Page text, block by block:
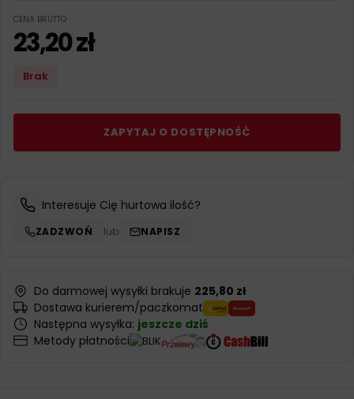
CENA BRUTTO
23,20zł
Brak
ZAPYTAJ O DOSTĘPNOŚĆ
Interesuje Cię hurtowa ilość?
ZADZWOŃ lub NAPISZ
Do darmowej wysyłki brakuje 225,80 zł
Dostawa kurierem/paczkomat
Następna wysyłka: jeszcze dziś
Metody płatności